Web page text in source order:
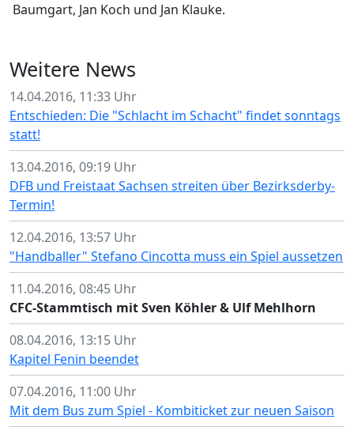
Baumgart, Jan Koch und Jan Klauke.
Weitere News
14.04.2016, 11:33 Uhr
Entschieden: Die "Schlacht im Schacht" findet sonntags
statt!
13.04.2016, 09:19 Uhr
DFB und Freistaat Sachsen streiten über Bezirksderby-
Termin!
12.04.2016, 13:57 Uhr
"Handballer" Stefano Cincotta muss ein Spiel aussetzen
11.04.2016, 08:45 Uhr
CFC-Stammtisch mit Sven Köhler & Ulf Mehlhorn
08.04.2016, 13:15 Uhr
Kapitel Fenin beendet
07.04.2016, 11:00 Uhr
Mit dem Bus zum Spiel - Kombiticket zur neuen Saison